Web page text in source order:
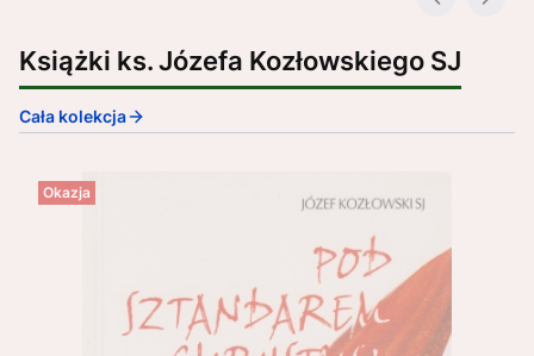
Książki ks. Józefa Kozłowskiego SJ
Cała kolekcja
Okazja